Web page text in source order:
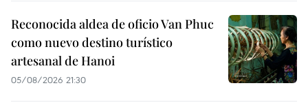
Reconocida aldea de oficio Van Phuc
como nuevo destino turístico
artesanal de Hanoi
05/08/2026 21:30